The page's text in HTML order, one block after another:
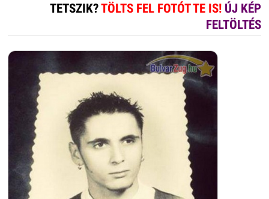
TETSZIK?TÖLTS FEL FOTÓT TE IS! ÚJ KÉP
FELTÖLTÉS